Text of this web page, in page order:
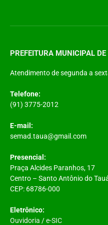
PREFEITURA MUNICIPAL
Atendimento de segunda a
Telefone:
(91) 3775-2012
E-mail:
semad.taua@gmail.com
Presencial:
Praça Alcides Paranhos, 17
Centro – Santo Antônio do
CEP: 68786-000
Eletrônico:
Ouvidoria /e-SIC